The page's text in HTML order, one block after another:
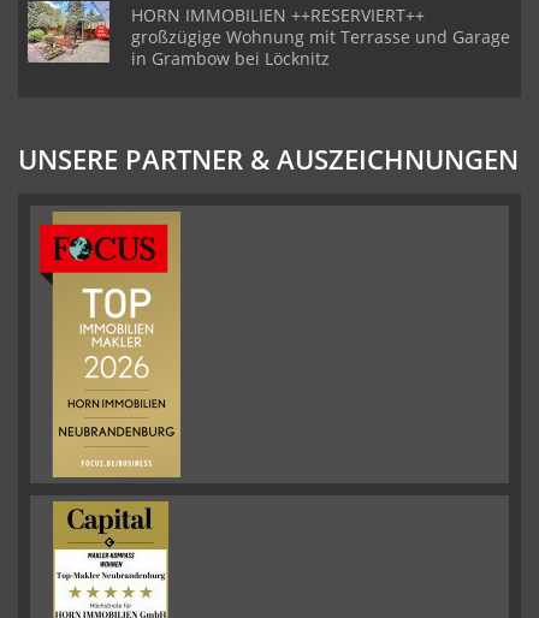
HORN IMMOBILIEN ++RESERVIERT++
großzügige Wohnung mit Terrasse und Garage
in Grambow bei Löcknitz
UNSERE PARTNER & AUSZEICHNUNGEN